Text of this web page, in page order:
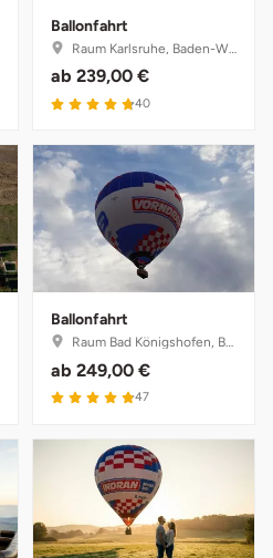
Ballonfahrt
Raum Karlsruhe, Baden-Württemberg
ab 239,00 €
40
Ballonfahrt
Raum Bad Königshofen, Bayern
ab 249,00 €
47